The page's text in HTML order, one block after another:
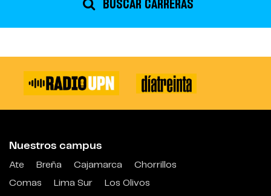
BUSCAR CARRERAS
Nuestros campus
Ate Breña Cajamarca
Chorrillos
Comas
Lima Sur
Los Olivos